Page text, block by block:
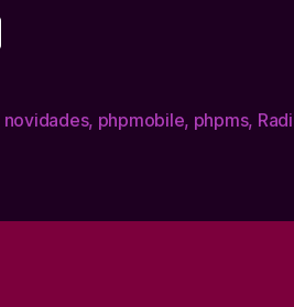
novidades, phpmobile, phpms,